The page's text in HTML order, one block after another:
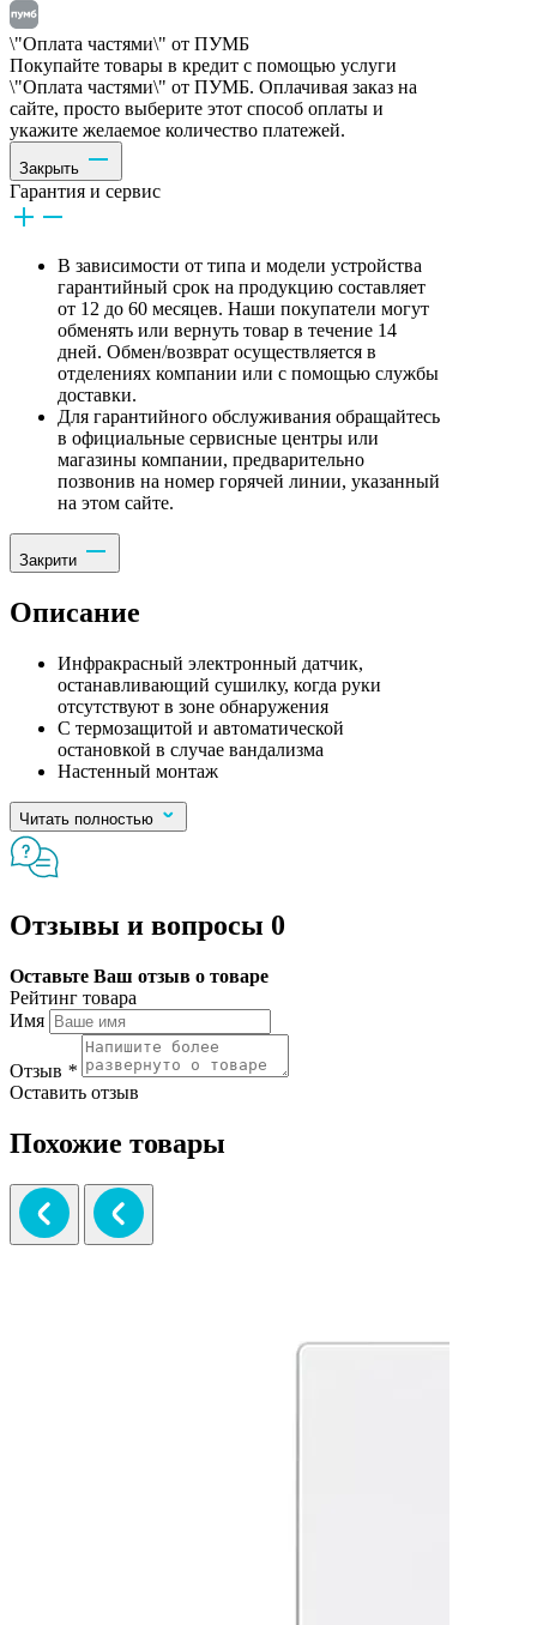
\"Оплата частями\" от ПУМБ
Покупайте товары в кредит с помощью услуги
\"Оплата частями\" от ПУМБ. Оплачивая заказ на
сайте, просто выберите этот способ оплаты и
укажите желаемое количество платежей.
Закрыть
Гарантия и сервис
В зависимости от типа и модели устройства
гарантийный срок на продукцию составляет
от 12 до 60 месяцев. Наши покупатели могут
обменять или вернуть товар в течение 14
дней. Обмен/возврат осуществляется в
отделениях компании или с помощью службы
доставки.
Для гарантийного обслуживания обращайтесь
в официальные сервисные центры или
магазины компании, предварительно
позвонив на номер горячей линии, указанный
на этом сайте.
Закрити
Описание
Инфракрасный электронный датчик,
останавливающий сушилку, когда руки
отсутствуют в зоне обнаружения
С термозащитой и автоматической
остановкой в случае вандализма
Настенный монтаж
Читать полностью
Отзывы и вопросы 0
Оставьте Ваш отзыв о товаре
Рейтинг товара
Имя
Отзыв *
Оставить отзыв
Похожие товары